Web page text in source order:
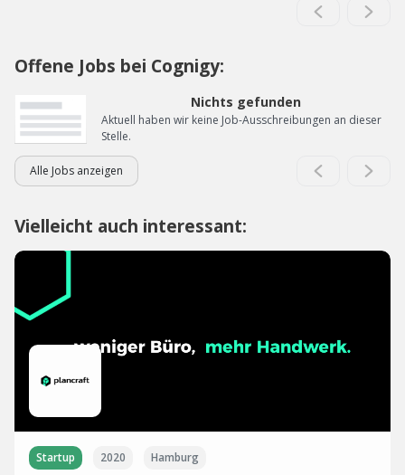
Offene Jobs bei Cognigy:
Nichts gefunden
Aktuell haben wir keine Job-Ausschreibungen an dieser
Stelle.
Alle Jobs anzeigen
Vielleicht auch interessant:
Startup 2020 Hamburg